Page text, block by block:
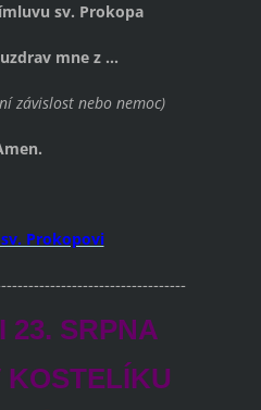
sv. Prokopa
mne z ...
závislost nebo nemoc)
Prokopovi
23. SRPNA
KOSTELÍKU